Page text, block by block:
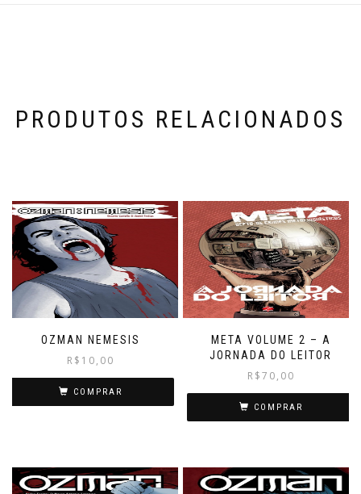
PRODUTOS RELACIONADOS
OZMAN NEMESIS
R$ 10,00
COMPRAR
META VOLUME 2 – A
JORNADA DO LEITOR
R$70,00
COMPRAR